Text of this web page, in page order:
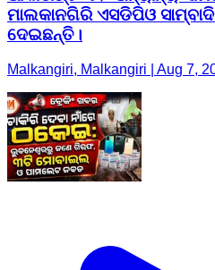
ମାଲକାନଗିରି ଏସଡିପିଓ
ଦେଇଛନ୍ତି।
Malkangiri, Malkangiri | Aug 7,